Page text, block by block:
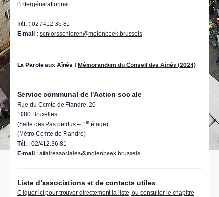
l’intergénérationnel.
Tél. : 02 / 412 36 81
E-mail : seniorssenioren@molenbeek.brussels
La Parole aux Aînés ! Mémorandum du Conseil des Aînés (2024)
Service communal de l'Action sociale
Rue du Comte de Flandre, 20
1080 Bruxelles
(Salle des Pas perdus – 1 er étage)
(Métro Comte de Flandre)
Tél. : 02/412.36.81
E-mail : affairessociales@molenbeek.brussels
Liste d’associations et de contacts utiles
Cliquer ici pour trouver directement la liste, ou consulter le chapitre